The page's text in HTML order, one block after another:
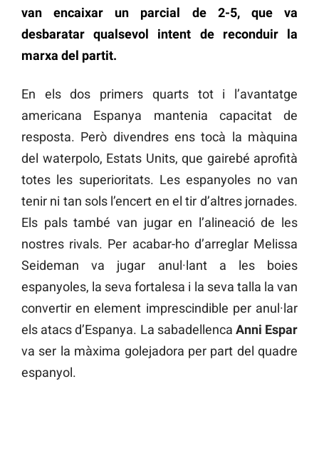
van encaixar un parcial de 2-5, que va
desbaratar qualsevol intent de reconduir la
marxa del partit.
En els dos primers quarts tot i l’avantatge
americana Espanya mantenia capacitat de
resposta. Però divendres ens tocà la màquina
del waterpolo, Estats Units, que gairebé aprofità
totes les superioritats. Les espanyoles no van
tenir ni tan sols l’encert en el tir d’altres jornades.
Els pals també van jugar en l’alineació de les
nostres rivals. Per acabar-ho d’arreglar Melissa
Seideman va jugar anul·lant a les boies
espanyoles, la seva fortalesa i la seva talla la van
convertir en element imprescindible per anul·lar
els atacs d’Espanya. La sabadellenca Anni Espar
va ser la màxima golejadora per part del quadre
espanyol.